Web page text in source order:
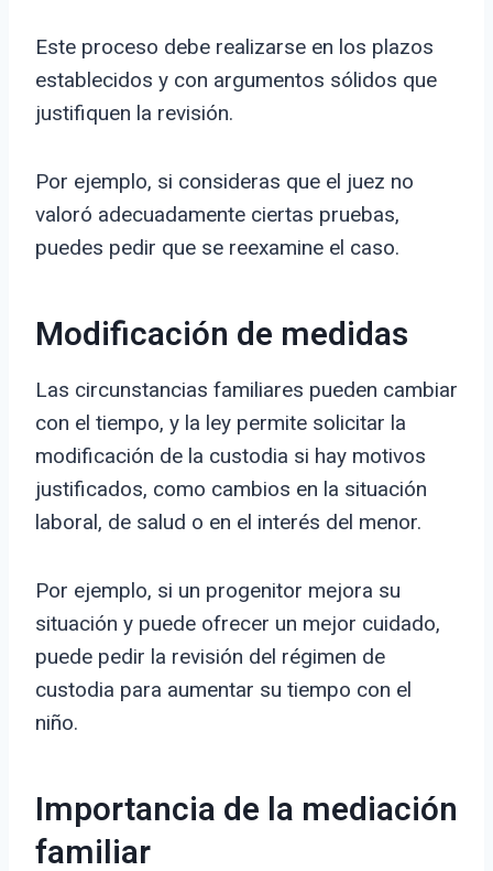
Este proceso debe realizarse en los plazos
establecidos y con argumentos sólidos que
justifiquen la revisión.
Por ejemplo, si consideras que el juez no
valoró adecuadamente ciertas pruebas,
puedes pedir que se reexamine el caso.
Modificación de medidas
Las circunstancias familiares pueden cambiar
con el tiempo, y la ley permite solicitar la
modificación de la custodia si hay motivos
justificados, como cambios en la situación
laboral, de salud o en el interés del menor.
Por ejemplo, si un progenitor mejora su
situación y puede ofrecer un mejor cuidado,
puede pedir la revisión del régimen de
custodia para aumentar su tiempo con el
niño.
Importancia de la mediación
familiar